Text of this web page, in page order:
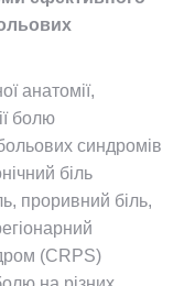
анатомії,
болю
синдромів
біль
проривний біль,
(CRPS)